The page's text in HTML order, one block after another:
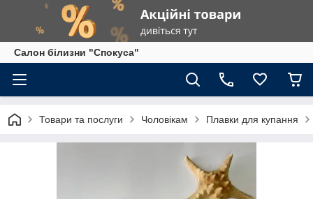
Салон білизни "Спокуса"
Товари та послуги Чоловікам Плавки для купання